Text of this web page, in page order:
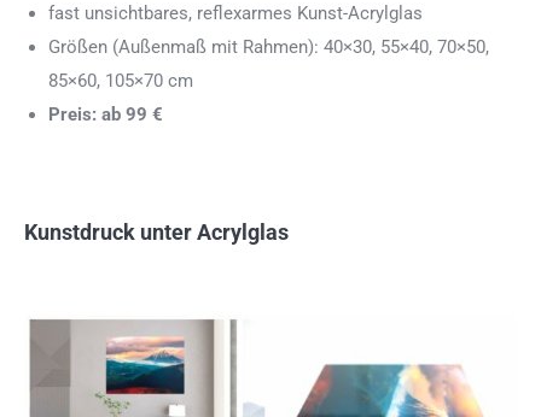
fast unsichtbares, reflexarmes Kunst-Acrylglas
Größen (Außenmaß mit Rahmen): 40×30, 55×40, 70×50,
85×60, 105×70 cm
Preis: ab 99 €
Kunstdruck unter Acrylglas